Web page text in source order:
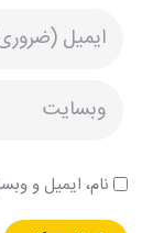
نام، ایمیل و